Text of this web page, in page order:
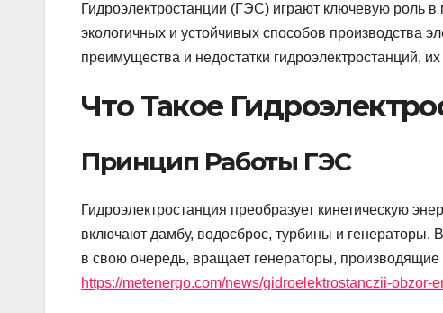
Гидроэлектростанции (ГЭС) играют ключевую роль
экологичных и устойчивых способов производства
преимущества и недостатки гидроэлектростанций,
Что Такое
Принцип Работы ГЭС
Гидроэлектростанция преобразует кинетическую
включают дамбу, водосброс, турбины и генераторы.
в свою очередь, вращает генераторы, производящие
https://metenergo.com/news/gidroelektrostanczii-obzor-